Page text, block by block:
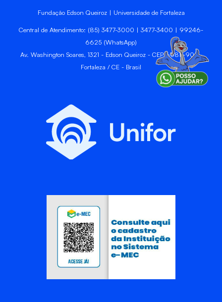
Fundação Edson Queiroz | Universidade de Fortaleza
Central de Atendimento: (85) 3477-3000 | 3477-3400 | 99246-
6625 (WhatsApp)
Av. Washington Soares, 1321 - Edson Queiroz - CEP 60811-905 -
Fortaleza / CE - Brasil